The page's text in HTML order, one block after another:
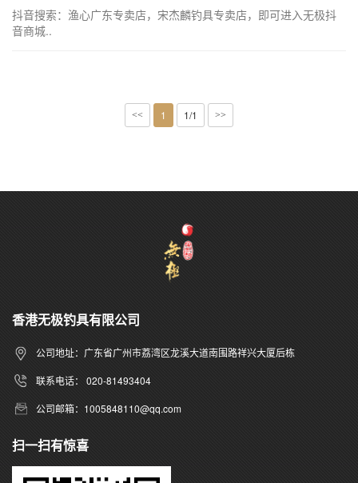
抖音搜索：渔心广东专卖店，宋杰麟钓具专卖店，即可进入无极抖
音商城..
<< 1 1/1 >>
香港无极钓具有限公司
公司地址：广东省广州市荔湾区龙溪大道南围路祥兴大厦后栋
联系电话： 020-81493404
公司邮箱：1005848110@qq.com
扫一扫有惊喜